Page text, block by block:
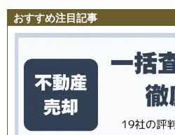
おすすめ注目記事